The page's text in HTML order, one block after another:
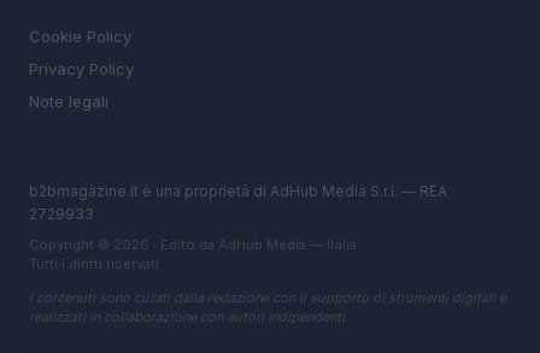
Cookie Policy
Privacy Policy
Note legali
b2bmagazine.it è una proprietà di AdHub Media S.r.l. — REA
2729933
Copyright © 2026 · Edito da AdHub Media — Italia
Tutti i diritti riservati
I contenuti sono curati dalla redazione con il supporto di strumenti digitali e
realizzati in collaborazione con autori indipendenti.